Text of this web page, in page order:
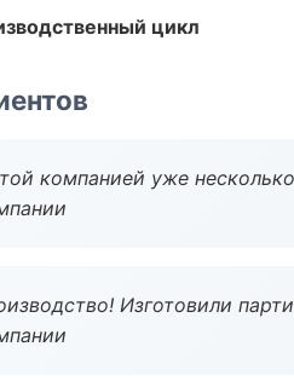
цикл
компанией уже
Изготовили